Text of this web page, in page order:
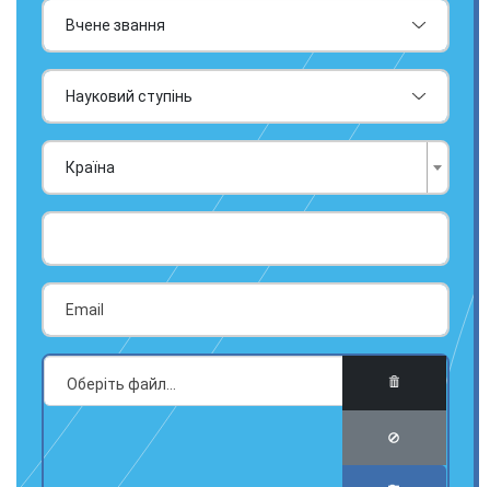
Країна